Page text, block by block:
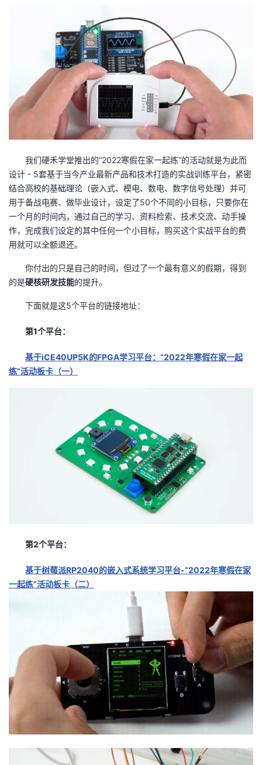
我们硬禾学堂推出的“2022寒假在家一起练”的活动就是为此而
设计 - 5套基于当今产业最新产品和技术打造的实战训练平台，紧密
结合高校的基础理论（嵌入式、模电、数电、数字信号处理）并可
用于备战电赛、做毕业设计，设定了50个不同的小目标，只要你在
一个月的时间内，通过自己的学习、资料检索、技术交流、动手操
作，完成我们设定的其中任何一个小目标，购买这个实战平台的费
用就可以全额退还。
你付出的只是自己的时间，但过了一个最有意义的假期，得到
的是硬核研发技能的提升。
下面就是这5个平台的链接地址：
第1个平台：
基于iCE40UP5K的FPGA学习平台：“2022年寒假在家一起
练”活动板卡（一）
第2个平台：
基于树莓派RP2040的嵌入式系统学习平台-“2022年寒假在家
一起练”活动板卡（二）